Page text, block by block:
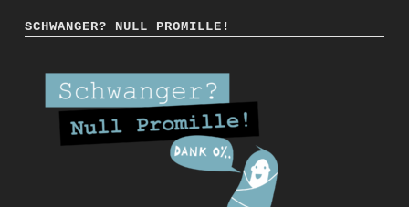
SCHWANGER? NULL PROMILLE!